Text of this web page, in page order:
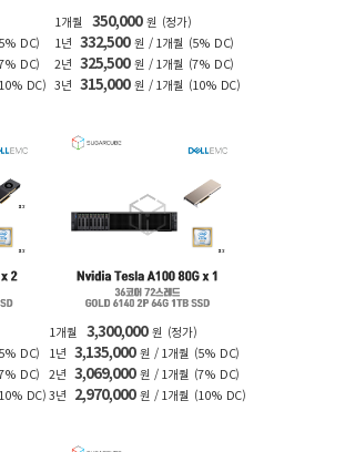
DC)
DC)
DC)
1개월 350,000 원
(정가)
1년
332,500 원 / 1개월
(5% DC)
2년
325,500 원 / 1개월
(7% DC)
3년
315,000 원 / 1개월 (10% DC)
DC)
DC)
DC)
1개월 3,300,000 원
(정가)
1년
3,135,000 원 / 1개월
(5% DC)
2년
3,069,000 원 / 1개월
(7% DC)
3년
2,970,000 원 / 1개월 (10% DC)